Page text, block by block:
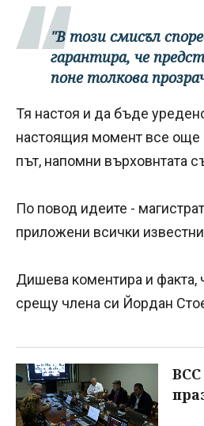
"В този смисъл
гарантира, че
поне толкова
Тя настоя и да бъде
настоящия момент все още
път, напомни върховнтата
По повод идеите -
приложени всички
Дишева коментира и факта,
срещу члена си Йордан
ВСС